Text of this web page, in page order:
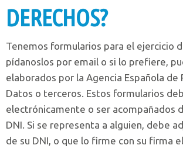
DERECHOS?
Tenemos formularios para el ejercicio
pídanoslos por email o si lo prefiere,
elaborados por la Agencia Española de
Datos o terceros. Estos formularios
electrónicamente o ser acompañados
DNI. Si se representa a alguien, debe
de su DNI, o que lo firme con su firma